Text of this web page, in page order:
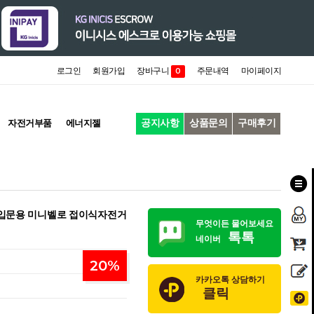
로그인 회원가입 장바구니 0 주문내역 마이페이지
자전거부품 에너지젤 공지사항 상품문의 구매후기
용 미니벨로 접이식자전거
20%
무엇이든 물어보세요
네이버
톡톡
카카오톡 상담하기
클릭